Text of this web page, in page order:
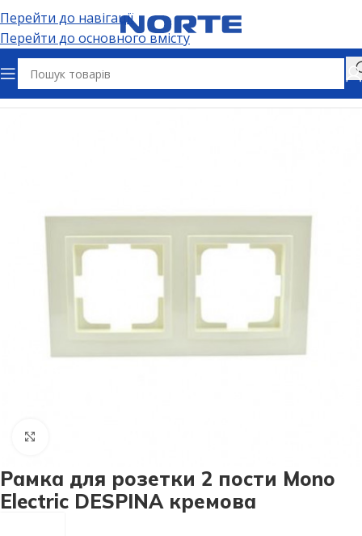
Перейти до навігації
Перейти до основного вмісту
Головна Електрофурнітура
Рамка для розетки 2 пости Mono
Electric DESPINA кремова